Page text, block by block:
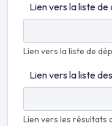
Lien vers la liste
Lien vers la liste de
Lien vers la liste
Lien vers les résultats